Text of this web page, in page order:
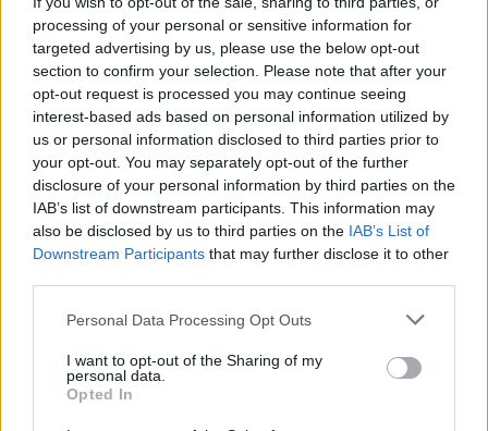
processing of your personal or sensitive information for
targeted advertising by us, please use the below opt-out
section to confirm your selection. Please note that after your
opt-out request is processed you may continue seeing
interest-based ads based on personal information utilized by
us or personal information disclosed to third parties prior to
your opt-out. You may separately opt-out of the further
disclosure of your personal information by third parties on the
IAB’s list of downstream participants. This information may
also be disclosed by us to third parties on the IAB’s List of
Downstream Participants that may further disclose it to other
Please note that this website/app uses one or more Google
not limited to your visit or usage behaviour. You may click to
grant or deny consent to Google and its third-party tags to
use your data for below specified purposes in below Google
Personal Data Processing Opt Outs
I want to opt-out of the Sharing of my
personal data.
Opted In